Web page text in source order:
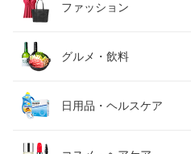
ファッション
レディースファッション
メンズファッション
グルメ・飲料
食品
日用品・ヘルスケア